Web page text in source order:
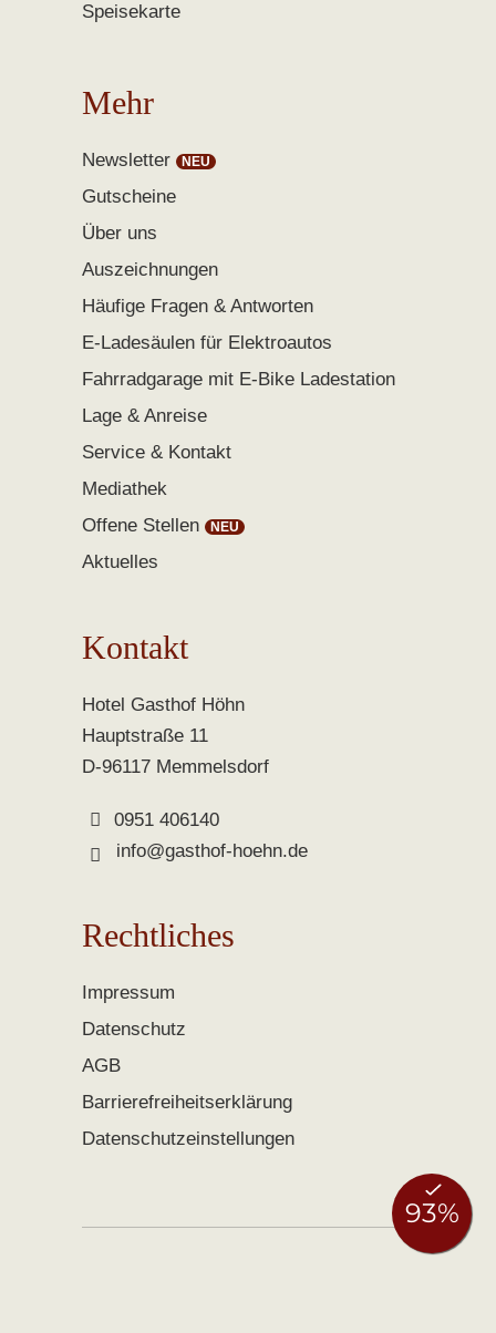
Speisekarte
Mehr
Newsletter
Gutscheine
Über uns
Auszeichnungen
Häufige Fragen & Antworten
E-Ladesäulen für Elektroautos
Fahrradgarage mit E-Bike Ladestation
Lage & Anreise
Service & Kontakt
Mediathek
Offene Stellen
Aktuelles
Kontakt
Hotel Gasthof Höhn
Hauptstraße 11
D-96117 Memmelsdorf
0951 406140
info@gasthof-hoehn.de
Rechtliches
Impressum
Datenschutz
AGB
Barrierefreiheitserklärung
Datenschutzeinstellungen